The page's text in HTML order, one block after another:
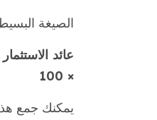
الصيغة
عائد
× 100
يمكنك جمع